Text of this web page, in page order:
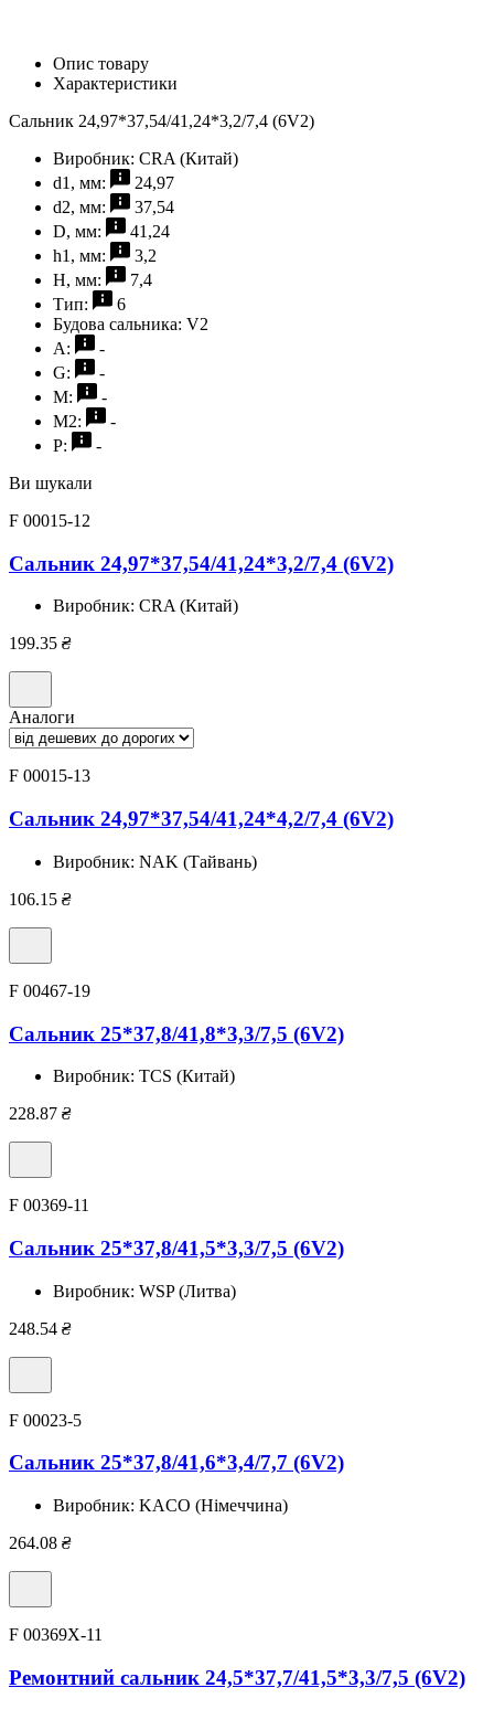
Опис товару
Характеристики
Сальник 24,97*37,54/41,24*3,2/7,4 (6V2)
Виробник: CRA (Китай)
d1, мм:
24,97
d2, мм:
37,54
D, мм:
41,24
h1, мм:
3,2
H, мм:
7,4
Тип:
6
Будова сальника: V2
A:
-
G:
-
M:
-
M2:
-
P:
-
Ви шукали
F 00015-12
Сальник 24,97*37,54/41,24*3,2/7,4 (6V2)
Виробник: CRA (Китай)
199.35 ₴
Аналоги
F 00015-13
Сальник 24,97*37,54/41,24*4,2/7,4 (6V2)
Виробник: NAK (Тайвань)
106.15 ₴
F 00467-19
Сальник 25*37,8/41,8*3,3/7,5 (6V2)
Виробник: TCS (Китай)
228.87 ₴
F 00369-11
Сальник 25*37,8/41,5*3,3/7,5 (6V2)
Виробник: WSP (Литва)
248.54 ₴
F 00023-5
Сальник 25*37,8/41,6*3,4/7,7 (6V2)
Виробник: KACO (Німеччина)
264.08 ₴
F 00369X-11
Ремонтний сальник 24,5*37,7/41,5*3,3/7,5 (6V2)